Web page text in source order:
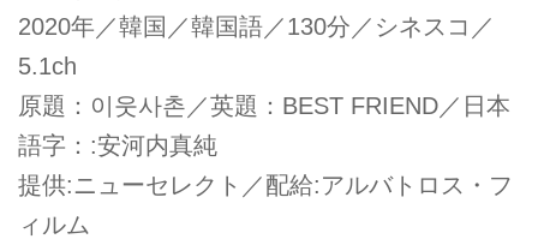
2020年／韓国／韓国語／130分／シネスコ／
5.1ch
原題：이웃사촌／英題：BEST FRIEND／日本
語字：:安河内真純
提供:ニューセレクト／配給:アルバトロス・フ
ィルム